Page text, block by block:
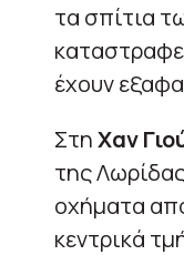
τα σπίτια
έχουν
ΣτηΧαν
της
οχήματα
κεντρικά